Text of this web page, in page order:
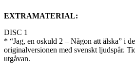
EXTRAMATERIAL:
DISC 1
* “Jag, en oskuld 2 – Någon att älska” i
originalversionen med svenskt ljudspår.
utgåvan.